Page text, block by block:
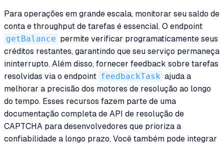
Para operações em grande escala, monitorar seu saldo de
conta e throughput de tarefas é essencial. O endpoint
getBalance permite verificar programaticamente seus
créditos restantes, garantindo que seu serviço permaneça
ininterrupto. Além disso, fornecer feedback sobre tarefas
resolvidas via o endpoint feedbackTask ajuda a
melhorar a precisão dos motores de resolução ao longo
do tempo. Esses recursos fazem parte de uma
documentação completa de API de resolução de
CAPTCHA para desenvolvedores que prioriza a
confiabilidade a longo prazo. Você também pode integrar